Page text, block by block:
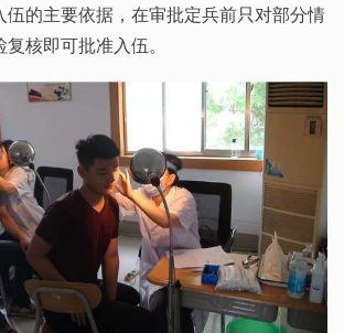
伍的主要依据，在审批定兵前只对部分情
核即可批准入伍。